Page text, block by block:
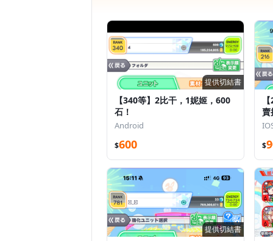
提供切結書
【340等】2比干，1妮姬，600
石！
Android
$600
賣
$
提供切結書